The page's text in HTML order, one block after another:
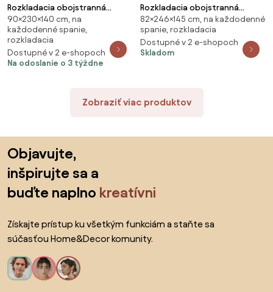
Rozkladacia obojstranná
sedacia súprava do L SILVIANO
230x140 cm, tmavozelená
90×230×140 cm, na
každodenné spanie,
rozkladacia
Dostupné v 2 e-shopoch
Na odoslanie o 3 týždne
Rozkladacia obojstranná
sedacia súprava do L SEVIO
246x145 cm, sivá + 2 vankúšiky
ZDARMA
82×246×145 cm, na každodenné
spanie, rozkladacia
Dostupné v 2 e-shopoch
Skladom
Zobraziť viac produktov
Objavujte,
inšpirujte sa a
buďte naplno kreatívni
Získajte prístup ku všetkým funkciám a staňte sa
súčasťou Home&Decor komunity.